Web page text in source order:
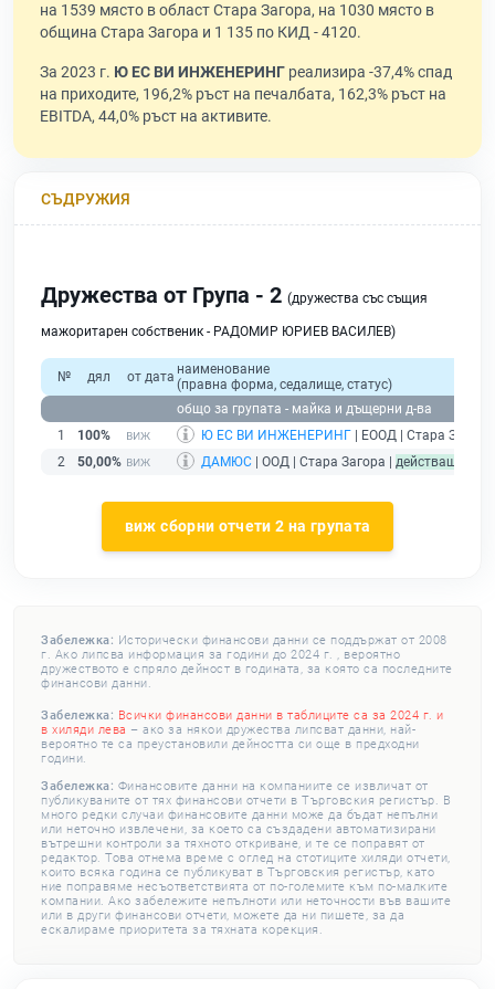
на 1539 място в област Стара Загора, на 1030 място в
община Стара Загора и 1 135 по КИД - 4120.
За 2023 г. Ю ЕС ВИ ИНЖЕНЕРИНГ реализира -37,4% спад
на приходите, 196,2% ръст на печалбата, 162,3% ръст на
EBITDA, 44,0% ръст на активите.
СЪДРУЖИЯ
Дружества от Група - 2 (дружества със същия
мажоритарен собственик - РАДОМИР ЮРИЕВ ВАСИЛЕВ)
№ дял от дата наименование
(правна форма, седалище, статус)
общо за групата - майка и дъщерни д-ва
1
100% Ю ЕС ВИ ИНЖЕНЕРИНГ | ЕООД | Стара
2
50,00% ДАМЮС | ООД | Стара Загора | действащ
виж сборни отчети 2 на групата
Забележка: Исторически финансови данни се поддържат от 2008
г. Ако липсва информация за години до 2024 г. , вероятно
дружеството е спряло дейност в годината, за която са последните
финансови данни.
Забележка: Всички финансови данни в таблиците са за 2024 г. и
в хиляди лева – ако за някои дружества липсват данни, най-
вероятно те са преустановили дейността си още в предходни
години.
Забележка: Финансовите данни на компаниите се извличат от
публикуваните от тях финансови отчети в Търговския регистър. В
много редки случаи финансовите данни може да бъдат непълни
или неточно извлечени, за което са създадени автоматизирани
вътрешни контроли за тяхното откриване, и те се поправят от
редактор. Това отнема време с оглед на стотиците хиляди отчети,
които всяка година се публикуват в Търговския регистър, като
ние поправяме несъответствията от по-големите към по-малките
компании. Ако забележите непълноти или неточности във вашите
или в други финансови отчети, можете да ни пишете, за да
ескалираме приоритета за тяхната корекция.